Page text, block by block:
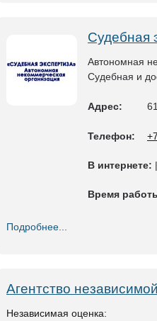
Судебная
Автономная
Судебная и
Адрес:
Телефон:
В интернете:
Время
Подробнее...
Агентство
Независимая оценка: